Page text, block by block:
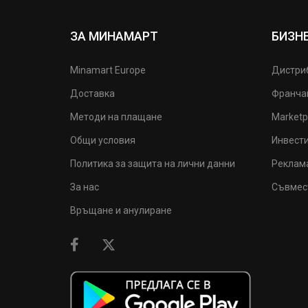
ЗА МИНАМАРТ
Minamart Europe
Доставка
Методи на плащане
Общи условия
Политика за защита на лични данни
За нас
Връщане и анулиране